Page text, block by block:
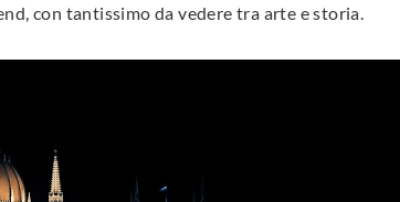
con tantissimo da vedere tra arte e storia.